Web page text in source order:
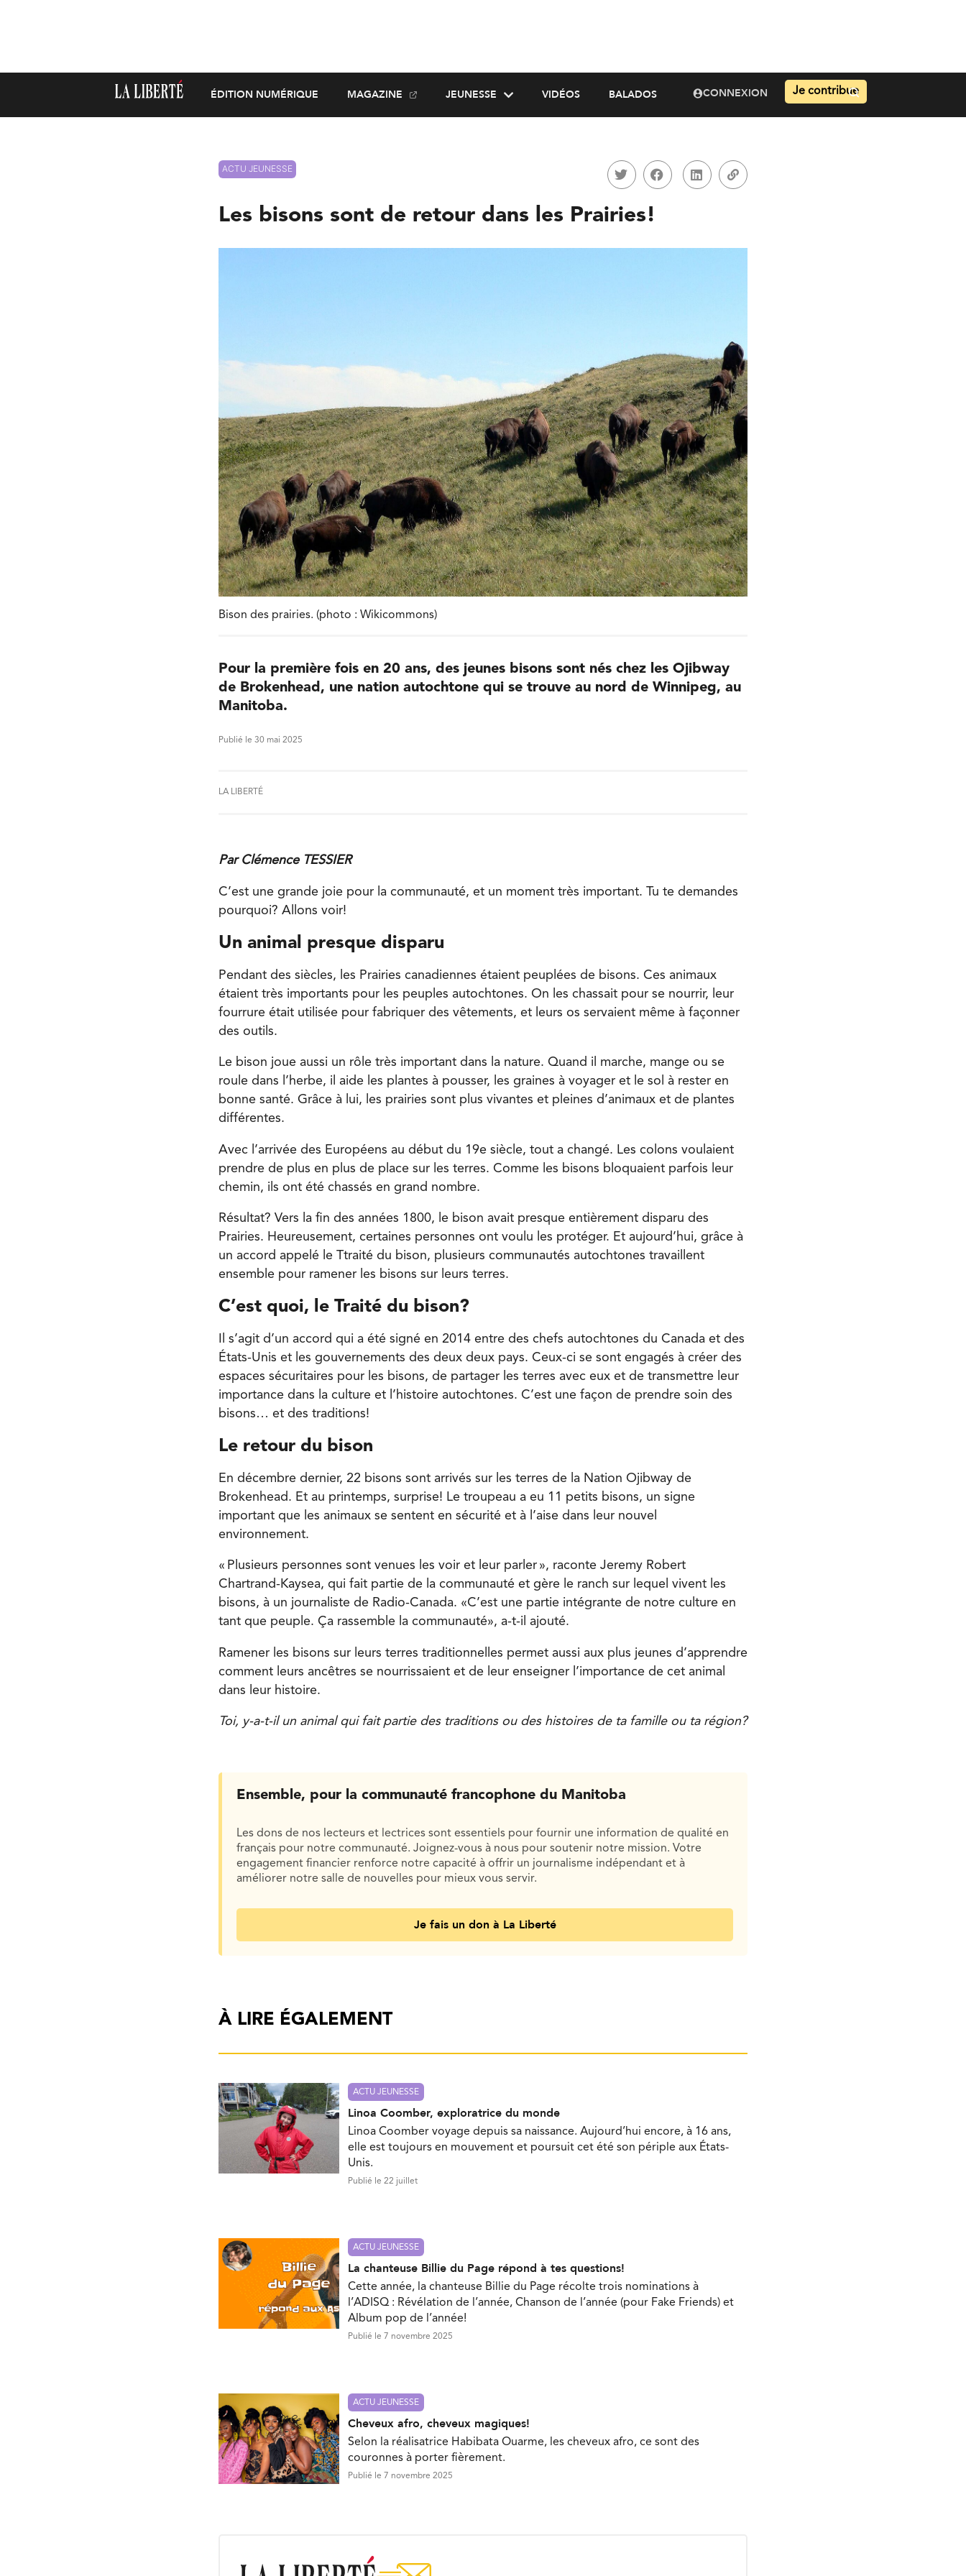
ÉDITION NUMÉRIQUE MAGAZINE JEUNESSE VIDÉOS BALADOS CONNEXION Je contribue
ACTU JEUNESSE
Les bisons sont de retour dans les Prairies!
Bison des prairies. (photo : Wikicommons)
Pour la première fois en 20 ans, des jeunes bisons sont nés chez les Ojibway
de Brokenhead, une nation autochtone qui se trouve au nord de Winnipeg, au
Manitoba.
Publié le 30 mai 2025
LA LIBERTÉ
Par Clémence TESSIER
C’est une grande joie pour la communauté, et un moment très important. Tu te demandes
pourquoi? Allons voir!
Un animal presque disparu
Pendant des siècles, les Prairies canadiennes étaient peuplées de bisons. Ces animaux
étaient très importants pour les peuples autochtones. On les chassait pour se nourrir, leur
fourrure était utilisée pour fabriquer des vêtements, et leurs os servaient même à façonner
des outils.
Le bison joue aussi un rôle très important dans la nature. Quand il marche, mange ou se
roule dans l’herbe, il aide les plantes à pousser, les graines à voyager et le sol à rester en
bonne santé. Grâce à lui, les prairies sont plus vivantes et pleines d’animaux et de plantes
différentes.
Avec l’arrivée des Européens au début du 19e siècle, tout a changé. Les colons voulaient
prendre de plus en plus de place sur les terres. Comme les bisons bloquaient parfois leur
chemin, ils ont été chassés en grand nombre.
Résultat? Vers la fin des années 1800, le bison avait presque entièrement disparu des
Prairies. Heureusement, certaines personnes ont voulu les protéger. Et aujourd’hui, grâce à
un accord appelé le Ttraité du bison, plusieurs communautés autochtones travaillent
ensemble pour ramener les bisons sur leurs terres.
C’est quoi, le Traité du bison?
Il s’agit d’un accord qui a été signé en 2014 entre des chefs autochtones du Canada et des
États-Unis et les gouvernements des deux deux pays. Ceux-ci se sont engagés à créer des
espaces sécuritaires pour les bisons, de partager les terres avec eux et de transmettre leur
importance dans la culture et l’histoire autochtones. C’est une façon de prendre soin des
bisons… et des traditions!
Le retour du bison
En décembre dernier, 22 bisons sont arrivés sur les terres de la Nation Ojibway de
Brokenhead. Et au printemps, surprise! Le troupeau a eu 11 petits bisons, un signe
important que les animaux se sentent en sécurité et à l’aise dans leur nouvel
environnement.
« Plusieurs personnes sont venues les voir et leur parler », raconte Jeremy Robert
Chartrand-Kaysea, qui fait partie de la communauté et gère le ranch sur lequel vivent les
bisons, à un journaliste de Radio-Canada. «C’est une partie intégrante de notre culture en
tant que peuple. Ça rassemble la communauté», a-t-il ajouté.
Ramener les bisons sur leurs terres traditionnelles permet aussi aux plus jeunes d’apprendre
comment leurs ancêtres se nourrissaient et de leur enseigner l’importance de cet animal
dans leur histoire.
Toi, y-a-t-il un animal qui fait partie des traditions ou des histoires de ta famille ou ta région?
Ensemble, pour la communauté francophone du Manitoba
Les dons de nos lecteurs et lectrices sont essentiels pour fournir une information de qualité en
français pour notre communauté. Joignez-vous à nous pour soutenir notre mission. Votre
engagement financier renforce notre capacité à offrir un journalisme indépendant et à
améliorer notre salle de nouvelles pour mieux vous servir.
Je fais un don à La Liberté
À LIRE ÉGALEMENT
ACTU JEUNESSE
Linoa Coomber, exploratrice du monde
Linoa Coomber voyage depuis sa naissance. Aujourd’hui encore, à 16 ans,
elle est toujours en mouvement et poursuit cet été son périple aux États-
Unis.
Publié le 22 juillet
ACTU JEUNESSE
La chanteuse Billie du Page répond à tes questions!
Cette année, la chanteuse Billie du Page récolte trois nominations à
l’ADISQ : Révélation de l’année, Chanson de l’année (pour Fake Friends) et
Album pop de l’année!
Publié le 7 novembre 2025
ACTU JEUNESSE
Cheveux afro, cheveux magiques!
Selon la réalisatrice Habibata Ouarme, les cheveux afro, ce sont des
couronnes à porter fièrement.
Publié le 7 novembre 2025